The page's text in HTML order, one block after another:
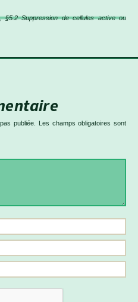
§5.2 Suppression de cellules active ou
publiée.
Les champs obligatoires sont